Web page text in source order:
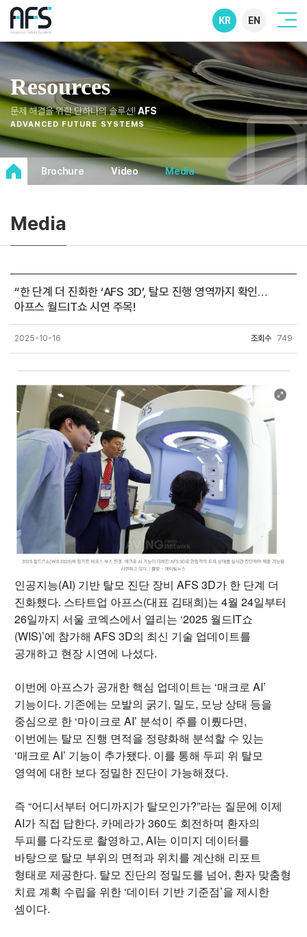
KR EN
Resources
문제 해결을 위한 단하나의 솔루션! AFS
ADVANCED FUTURE SYSTEMS
Brochure Video Media
Media
“한 단계 더 진화한 ‘AFS 3D’, 탈모 진행 영역까지 확인…
아프스 월드IT쇼 시연 주목!
2025-10-16 조회수 749
인공지능(AI) 기반 탈모 진단 장비 AFS 3D가 한 단계 더
진화했다. 스타트업 아프스(대표 김태희)는 4월 24일부터
26일까지 서울 코엑스에서 열리는 ‘2025 월드IT쇼
(WIS)’에 참가해 AFS 3D의 최신 기술 업데이트를
공개하고 현장 시연에 나섰다.
이번에 아프스가 공개한 핵심 업데이트는 ‘매크로 AI’
기능이다. 기존에는 모발의 굵기, 밀도, 모낭 상태 등을
중심으로 한 ‘마이크로 AI’ 분석이 주를 이뤘다면,
이번에는 탈모 진행 면적을 정량화해 분석할 수 있는
‘매크로 AI’ 기능이 추가됐다. 이를 통해 두피 위 탈모
영역에 대한 보다 정밀한 진단이 가능해졌다.
즉 “어디서부터 어디까지가 탈모인가?”라는 질문에 이제
AI가 직접 답한다. 카메라가 360도 회전하며 환자의
두피를 다각도로 촬영하고, AI는 이미지 데이터를
바탕으로 탈모 부위의 면적과 위치를 계산해 리포트
형태로 제공한다. 탈모 진단의 정밀도를 넘어, 환자 맞춤형
치료 계획 수립을 위한 ‘데이터 기반 기준점’을 제시한
셈이다.